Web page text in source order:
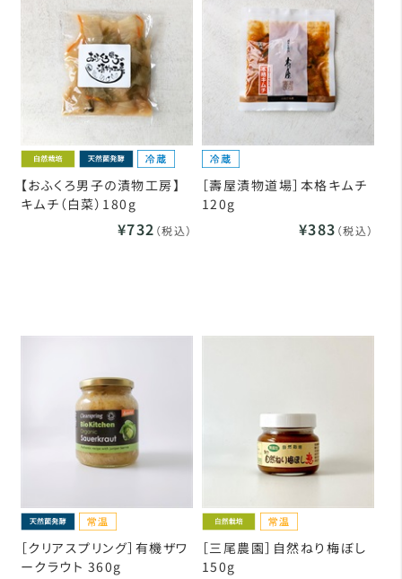
【おふくろ男子の漬物工房】
キムチ（白菜）180g
¥732 （税込）
［壽屋漬物道場］本格キムチ
120g
¥383 （税込）
［クリアスプリング］有機ザワ
ークラウト 360g
［三尾農園］自然ねり梅ぼし
150g